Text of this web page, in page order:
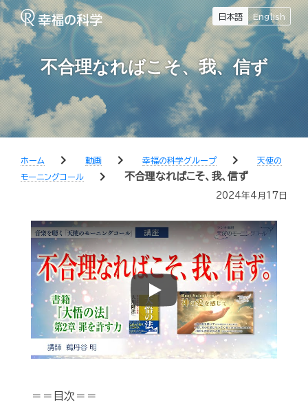
日本語 English
不合理なればこそ、我、信ず
ホーム chevron_right 動画 chevron_right 幸福の科学グループ chevron_right
天使の
モーニングコール
chevron_right 不合理なればこそ、我、信ず
2024年4月17日
Play
＝＝目次＝＝